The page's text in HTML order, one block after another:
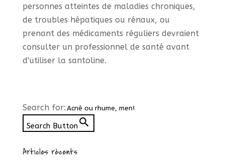
personnes atteintes de maladies chroniques,
de troubles hépatiques ou rénaux, ou
prenant des médicaments réguliers devraient
consulter un professionnel de santé avant
d'utiliser la santoline.
Search for:
Search Button
Articles récents